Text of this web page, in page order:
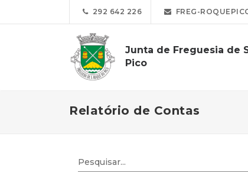
292 642 226 FREG-
Junta de Freguesia de
Pico
Relatório de Contas